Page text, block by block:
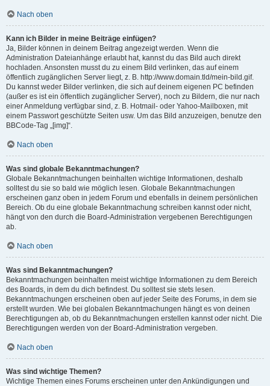
Nach oben
Kann ich Bilder in meine Beiträge einfügen?
Ja, Bilder können in deinem Beitrag angezeigt werden. Wenn die
Administration Dateianhänge erlaubt hat, kannst du das Bild auch direkt
hochladen. Ansonsten musst du zu einem Bild verlinken, das auf einem
öffentlich zugänglichen Server liegt, z. B. http://www.domain.tld/mein-bild.gif.
Du kannst weder Bilder verlinken, die sich auf deinem eigenen PC befinden
(außer es ist ein öffentlich zugänglicher Server), noch zu Bildern, die nur nach
einer Anmeldung verfügbar sind, z. B. Hotmail- oder Yahoo-Mailboxen, mit
einem Passwort geschützte Seiten usw. Um das Bild anzuzeigen, benutze den
BBCode-Tag „[img]“.
Nach oben
Was sind globale Bekanntmachungen?
Globale Bekanntmachungen beinhalten wichtige Informationen, deshalb
solltest du sie so bald wie möglich lesen. Globale Bekanntmachungen
erscheinen ganz oben in jedem Forum und ebenfalls in deinem persönlichen
Bereich. Ob du eine globale Bekanntmachung schreiben kannst oder nicht,
hängt von den durch die Board-Administration vergebenen Berechtigungen
ab.
Nach oben
Was sind Bekanntmachungen?
Bekanntmachungen beinhalten meist wichtige Informationen zu dem Bereich
des Boards, in dem du dich befindest. Du solltest sie stets lesen.
Bekanntmachungen erscheinen oben auf jeder Seite des Forums, in dem sie
erstellt wurden. Wie bei globalen Bekanntmachungen hängt es von deinen
Berechtigungen ab, ob du Bekanntmachungen erstellen kannst oder nicht. Die
Berechtigungen werden von der Board-Administration vergeben.
Nach oben
Was sind wichtige Themen?
Wichtige Themen eines Forums erscheinen unter den Ankündigungen und